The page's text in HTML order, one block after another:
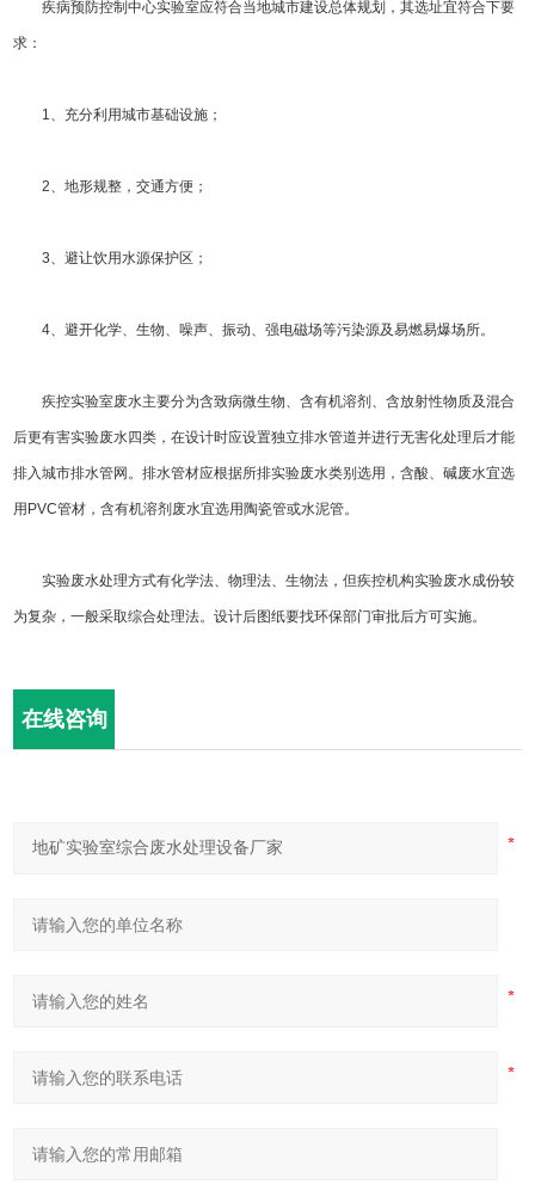
疾病预防控制中心实验室应符合当地城市建设总体规划，其选址宜符合下要
求：
1、充分利用城市基础设施；
2、地形规整，交通方便；
3、避让饮用水源保护区；
4、避开化学、生物、噪声、振动、强电磁场等污染源及易燃易爆场所。
疾控实验室废水主要分为含致病微生物、含有机溶剂、含放射性物质及混合
后更有害实验废水四类，在设计时应设置独立排水管道并进行无害化处理后才能
排入城市排水管网。排水管材应根据所排实验废水类别选用，含酸、碱废水宜选
用PVC管材，含有机溶剂废水宜选用陶瓷管或水泥管。
实验废水处理方式有化学法、物理法、生物法，但疾控机构实验废水成份较
为复杂，一般采取综合处理法。设计后图纸要找环保部门审批后方可实施。
在线咨询